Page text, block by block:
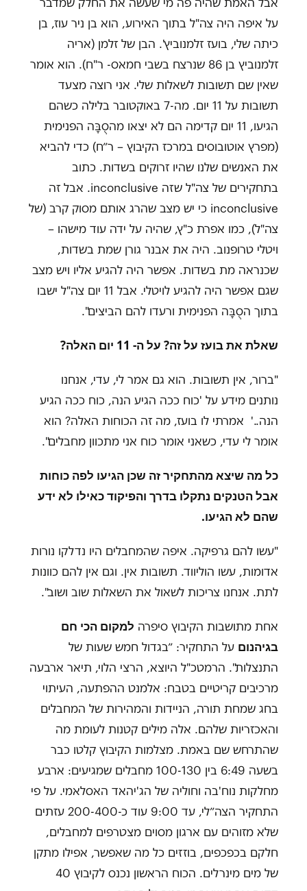
על איפה היה צה"ל בתוך האירוע, הוא בן ניר עוז, בן
כיתה שלי, בועז זלמנוביץ'. הבן של זלמן (אריה
זלמנוביץ בן 86 שנרצח בשבי חמאס- ר"ח). הוא אומר
שאין שם תשובות לשאלות שלי. אני רוצה מצעד
תשובות על 11 יום. מה-7 באוקטובר בלילה כשהם
הגיעו, 11 יום קדימה הם לא יצאו מהסֻבָּה הפנימית
(מפרץ אוטובוסים במרכז הקיבוץ – ר״ח) כדי להביא
את האנשים שלנו שהיו זרוקים בשדות. כתוב
בתחקירים של צה"ל שזה inconclusive. אבל זה
inconclusive כי יש מצב שהרג אותם מסוק קרב (של
צה"ל), כמו אפרת כ"ץ, שהיה על ידה עוד מישהו –
ויטלי טרופנוב. היה את אבנר גורן שמת בשדות,
שכנראה מת בשדות. אפשר היה להגיע אליו ויש מצב
שגם אפשר היה להגיע לויטלי. אבל 11 יום צה"ל ישבו
בתוך הסֻבָּה הפנימית ורעדו להם הביצים".
שאלת את בועז על זה? על ה- 11 יום האלה?
"ברור, אין תשובות. הוא גם אמר לי, עדי, אנחנו
נותנים מידע על 'כוח ככה הגיע הנה, כוח ככה הגיע
הנה..' אמרתי לו בועז, מה זה הכוחות האלה? הוא
אומר לי עדי, כשאני אומר כוח אני מתכוון מחבלים".
כל מה שיצא מהתחקיר זה שכן הגיעו לפה כוחות
אבל הטנקים נתקלו בדרך והפיקוד כאילו לא ידע
שהם לא הגיעו.
"עשו להם גרפיקה. איפה שהמחבלים היו נדלקו נורות
אדומות, עשו הוליווד. תשובות אין. וגם אין להם כוונות
לתת. אנחנו צריכות לשאול את השאלות שוב ושוב".
אחת מתושבות הקיבוץ סיפרה למקום הכי חם
בגיהנום על התחקיר: ״בגדול חמש שעות של
התנצלות". הרמטכ"ל היוצא, הרצי הלוי, תיאר ארבעה
מרכיבים קריטיים בטבח: אלמנט ההפתעה, העיתוי
בחג שמחת תורה, הניידות והמהירות של המחבלים
והאכזריות שלהם. אלה מילים קטנות לעומת מה
שהתרחש שם באמת. מצלמות הקיבוץ קלטו כבר
בשעה 6:49 בין 100-130 מחבלים שמגיעים: ארבע
מחלקות נוח'בה וחוליה של הג'יהאד האסלאמי. על פי
התחקיר הצה״לי, עד 9:00 עוד כ-200-400 עזתים
שלא מזוהים עם ארגון מסוים מצטרפים למחבלים,
חלקם בכפכפים, בוזזים כל מה שאפשר, אפילו מתקן
של מים מינרלים. הכוח הראשון נכנס לקיבוץ 40